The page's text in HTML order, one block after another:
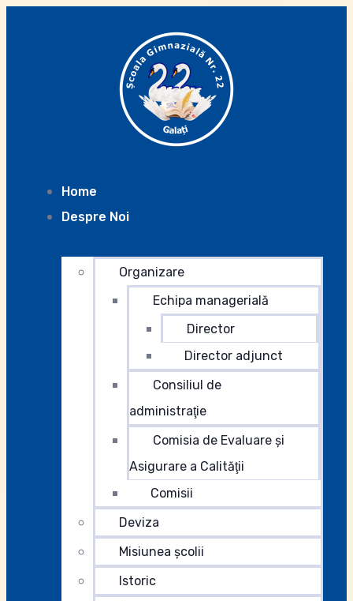
Home
Despre Noi
Organizare
Echipa managerială
Director
Director adjunct
Consiliul de
administraţie
Comisia de Evaluare şi
Asigurare a Calităţii
Comisii
Deviza
Misiunea şcolii
Istoric